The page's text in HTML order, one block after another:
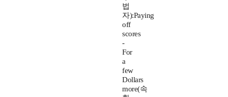
법
자):Paying
off
scores
-
For
a
few
Dollars
more(속